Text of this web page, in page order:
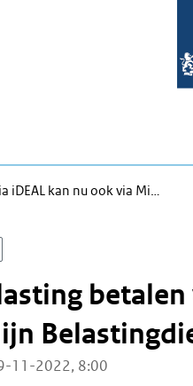
iDEAL kan nu ook via Mi…
betalen
11-2022, 8:00